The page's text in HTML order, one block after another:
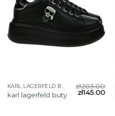
KARL LAGERFELD BUTY
karl lagerfeld buty
zł203.00
zł145.00